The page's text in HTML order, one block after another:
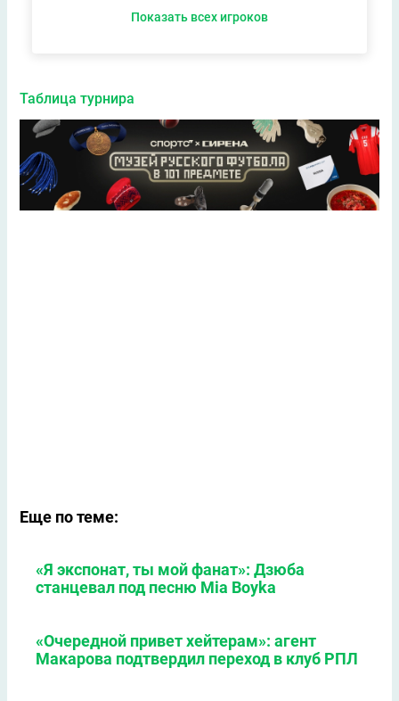
Показать всех игроков
Таблица турнира
Еще по теме:
«Я экспонат, ты мой фанат»: Дзюба
станцевал под песню Mia Boyka
«Очередной привет хейтерам»: агент
Макарова подтвердил переход в клуб РПЛ